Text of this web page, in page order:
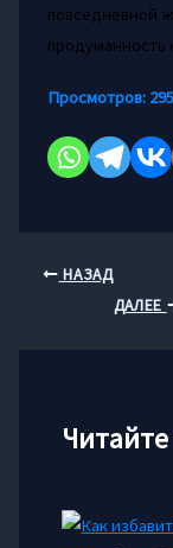
повседневной
продуманность
Просмотров: 295
НАЗАД
ДАЛЕЕ